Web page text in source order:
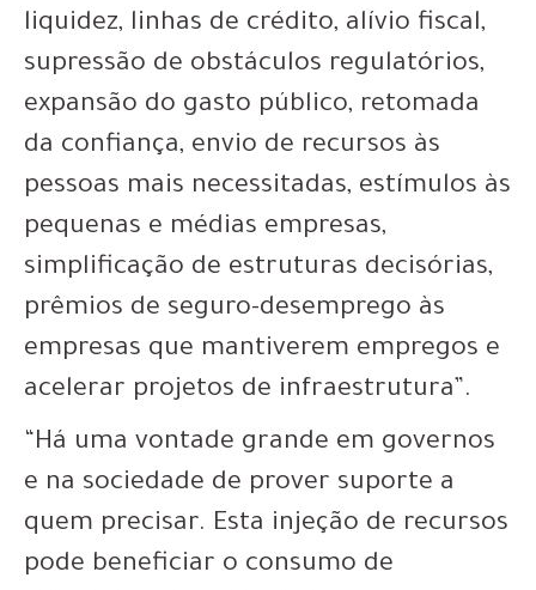
liquidez, linhas de crédito, alívio fiscal,
supressão de obstáculos regulatórios,
expansão do gasto público, retomada
da confiança, envio de recursos às
pessoas mais necessitadas, estímulos às
pequenas e médias empresas,
simplificação de estruturas decisórias,
prêmios de seguro-desemprego às
empresas que mantiverem empregos e
acelerar projetos de infraestrutura”.
“Há uma vontade grande em governos
e na sociedade de prover suporte a
quem precisar. Esta injeção de recursos
pode beneficiar o consumo de